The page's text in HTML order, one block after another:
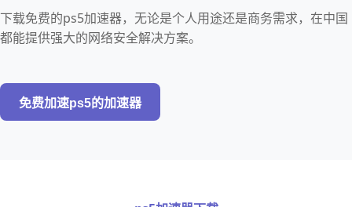
下载免费的ps5加速器，无论是个人用途还是商务需求，在中国
都能提供强大的网络安全解决方案。
免费加速ps5的加速器